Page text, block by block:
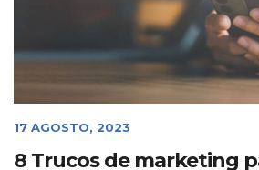
17 AGOSTO, 2023
8 Trucos de marketing